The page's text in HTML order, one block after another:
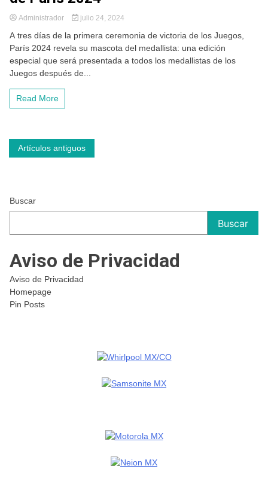
Administrador julio 24, 2024
A tres días de la primera ceremonia de victoria de los Juegos,
París 2024 revela su mascota del medallista: una edición
especial que será presentada a todos los medallistas de los
Juegos después de...
Read More
Navegación
entradas
Artículos antiguos
Buscar
Buscar
Aviso de Privacidad
Aviso de Privacidad
Homepage
Pin Posts